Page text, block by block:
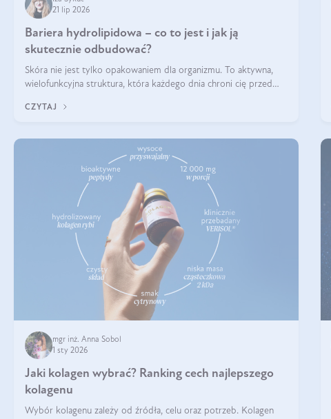
21 lip 2026
Bariera hydrolipidowa – co to jest i jak ją
skutecznie odbudować?
Skóra nie jest tylko opakowaniem dla organizmu. To aktywna,
wielofunkcyjna struktura, która każdego dnia chroni cię przed
środowiskowymi. Jednym z jej kluczowych elementów jest
CZYTAJ
mgr inż. Anna Sobol
1 sty 2026
Jaki kolagen wybrać? Ranking cech najlepszego
kolagenu
Wybór kolagenu zależy od źródła, celu oraz potrzeb. Kolagen